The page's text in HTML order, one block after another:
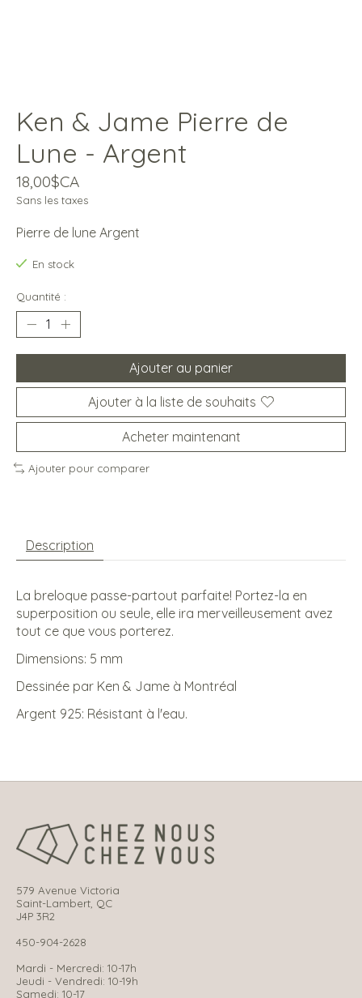
Ken & Jame Pierre de
Lune - Argent
18,00$CA
Sans les taxes
Pierre de lune Argent
En stock
Quantité :
Ajouter au panier
Ajouter à la liste de souhaits
Acheter maintenant
Ajouter pour comparer
Description
La breloque passe-partout parfaite! Portez-la en
superposition ou seule, elle ira merveilleusement avez
tout ce que vous porterez.
Dimensions: 5 mm
Dessinée par Ken & Jame à Montréal
Argent 925: Résistant à l'eau.
579 Avenue Victoria
Saint-Lambert, QC
J4P 3R2
450-904-2628
Mardi - Mercredi: 10-17h
Jeudi - Vendredi: 10-19h
Samedi: 10-17